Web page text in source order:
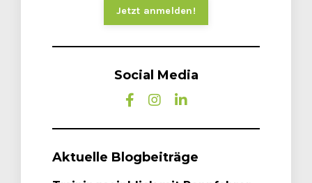
Jetzt anmelden!
Social Media
Aktuelle Blogbeiträge